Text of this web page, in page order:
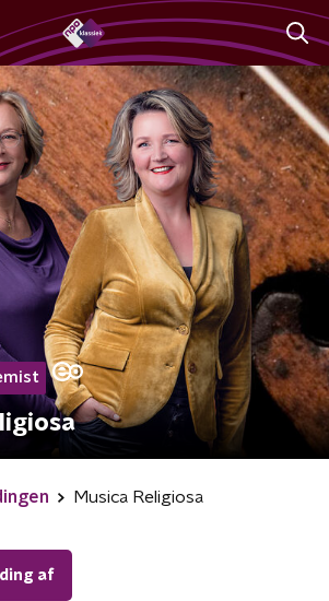
Musica Religiosa
af